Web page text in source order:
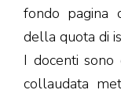
fondo pagina
della quota di
I docenti
collaudata